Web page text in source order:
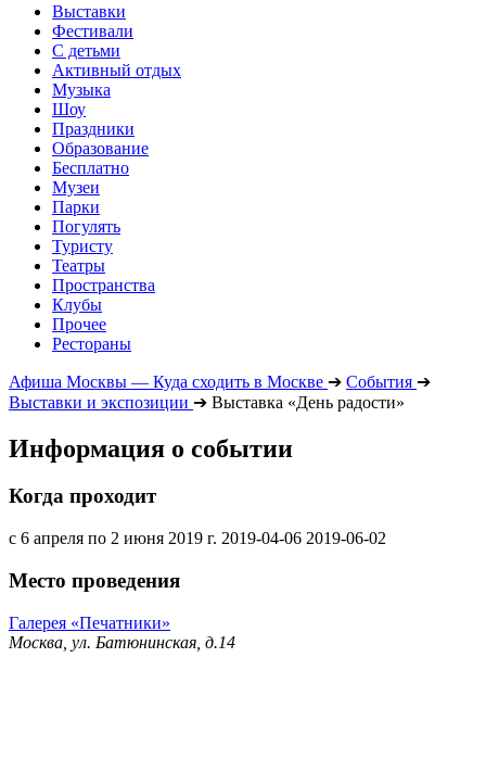
Выставки
Фестивали
С детьми
Активный отдых
Музыка
Шоу
Праздники
Образование
Бесплатно
Музеи
Парки
Погулять
Туристу
Театры
Пространства
Клубы
Прочее
Рестораны
Афиша Москвы — Куда сходить в Москве ➔ События ➔
Выставки и экспозиции ➔ Выставка «День радости»
Информация о событии
Когда проходит
с 6 апреля по 2 июня 2019 г. 2019-04-06 2019-06-02
Место проведения
Галерея «Печатники»
Москва, ул. Батюнинская, д.14